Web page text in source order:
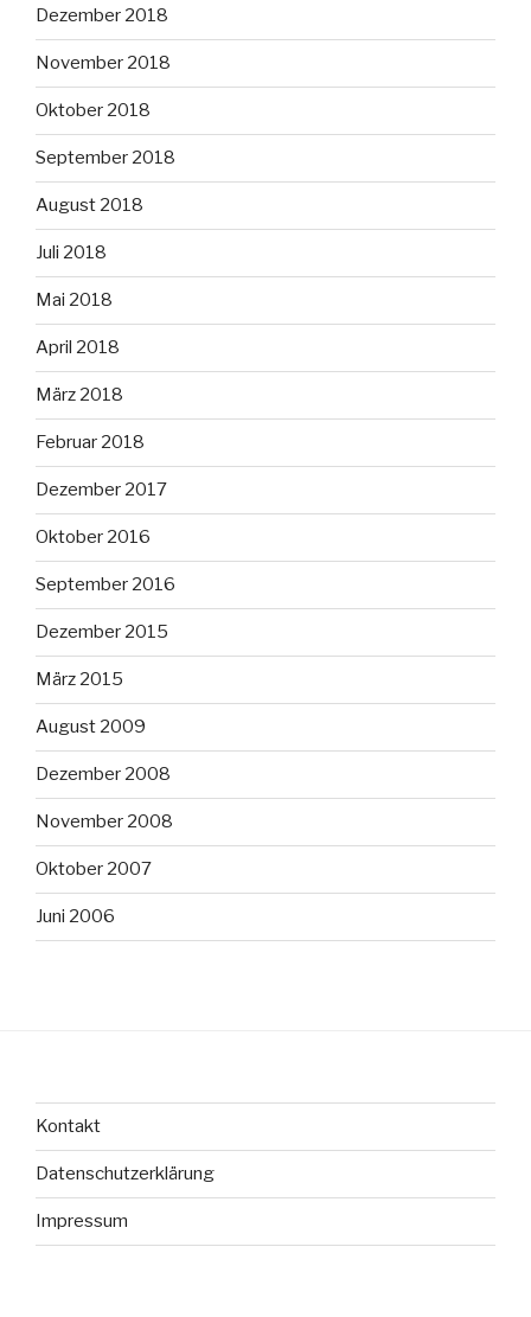
Dezember 2018
November 2018
Oktober 2018
September 2018
August 2018
Juli 2018
Mai 2018
April 2018
März 2018
Februar 2018
Dezember 2017
Oktober 2016
September 2016
Dezember 2015
März 2015
August 2009
Dezember 2008
November 2008
Oktober 2007
Juni 2006
Kontakt
Datenschutzerklärung
Impressum